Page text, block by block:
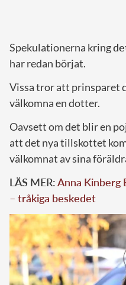
Spekulationerna kring
har redan börjat.
Vissa tror att prinsparet
välkomna en dotter.
Oavsett om det blir en
att det nya tillskottet
välkomnat av sina
LÄS MER:Anna Kinberg
– tråkiga beskedet